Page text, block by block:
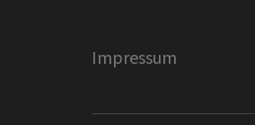
Impressum